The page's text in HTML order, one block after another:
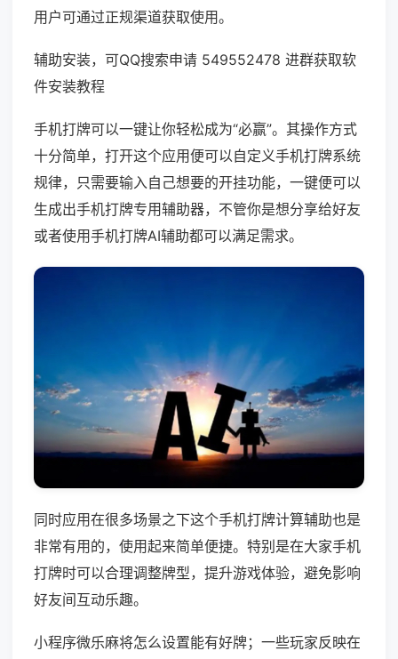
用户可通过正规渠道获取使用。
辅助安装，可QQ搜索申请 549552478 进群获取软
件安装教程
手机打牌可以一键让你轻松成为“必赢”。其操作方式
十分简单，打开这个应用便可以自定义手机打牌系统
规律，只需要输入自己想要的开挂功能，一键便可以
生成出手机打牌专用辅助器，不管你是想分享给好友
或者使用手机打牌AI辅助都可以满足需求。
同时应用在很多场景之下这个手机打牌计算辅助也是
非常有用的，使用起来简单便捷。特别是在大家手机
打牌时可以合理调整牌型，提升游戏体验，避免影响
好友间互动乐趣。
小程序微乐麻将怎么设置能有好牌；一些玩家反映在